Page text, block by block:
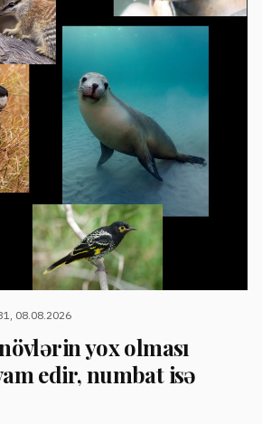
08.08.2026
yox olması
edir, numbat isə